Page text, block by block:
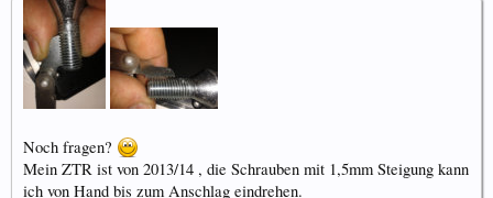
Noch fragen?
Mein ZTR ist von 2013/14 , die Schrauben mit 1,5mm Steigung kann
ich von Hand bis zum Anschlag eindrehen.